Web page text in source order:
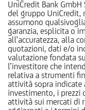
UniCredit Bank
del gruppo UniCredit,
assumono
garanzia, esplicita o
all’accuratezza, alla
quotazioni, dati e/o
valutazione fondata
l’investitore che
relativa a strumenti
attività sopra indicate
investimento, i prezzi
attività sui mercati di